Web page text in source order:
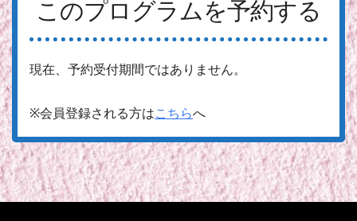
このプログラムを予約する
現在、予約受付期間ではありません。
※会員登録される方はこちらへ